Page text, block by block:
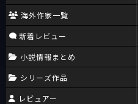
海外作家一覧
新着レビュー
小説情報まとめ
シリーズ作品
レビュアー